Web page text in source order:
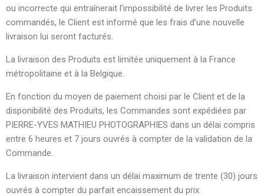
ou incorrecte qui entraînerait l’impossibilité de livrer les Produits
commandés, le Client est informé que les frais d’une nouvelle
livraison lui seront facturés.
La livraison des Produits est limitée uniquement à la France
métropolitaine et à la Belgique.
En fonction du moyen de paiement choisi par le Client et de la
disponibilité des Produits, les Commandes sont expédiées par
PIERRE-YVES MATHIEU PHOTOGRAPHIES dans un délai compris
entre 6 heures et 7 jours ouvrés à compter de la validation de la
Commande.
La livraison intervient dans un délai maximum de trente (30) jours
ouvrés à compter du parfait encaissement du prix